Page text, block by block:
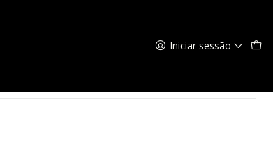
Iniciar sessão